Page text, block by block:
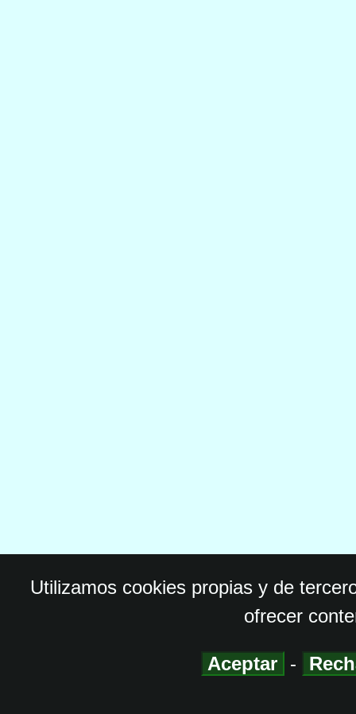
Utilizamos cookies propias y de
ofrecer
Aceptar -